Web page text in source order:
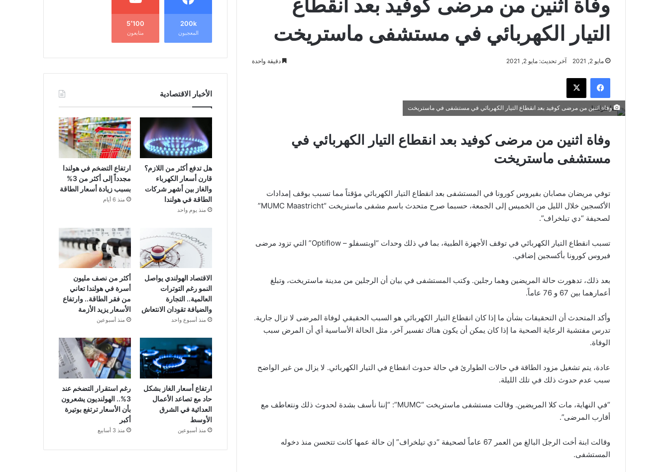
وفاة اثنين من مرضى كوفيد بعد انقطاع
التيار الكهربائي في مستشفى ماستريخت
مايو 2, 2021 آخر تحديث: مايو 2, 2021 دقيقة واحدة
فيسبوك ‫X
وفاة اثنين من مرضى كوفيد بعد انقطاع التيار الكهربائي في مستشفى في ماستريخت
وفاة اثنين من مرضى كوفيد بعد انقطاع التيار الكهربائي في
مستشفى ماستريخت
توفي مريضان مصابان بفيروس كورونا في المستشفى بعد انقطاع التيار الكهربائي مؤقتاً مما تسبب بوقف إمدادات
الأكسجين خلال الليل من الخميس إلى الجمعة، حسبما صرح متحدث باسم مشفى ماستريخت “MUMC Maastricht”
لصحيفة “دي تيلخراف”.
تسبب انقطاع التيار الكهربائي في توقف الأجهزة الطبية، بما في ذلك وحدات “اوبتسفلو – Optiflow” التي تزود مرضى
فيروس كورونا بأكسجين إضافي.
بعد ذلك، تدهورت حالة المريضين وهما رجلين. وكتب المستشفى في بيان أن الرجلين من مدينة ماستريخت، وتبلغ
أعمارهما بين 67 و 76 عاماً.
وأكد المتحدث أن التحقيقات بشأن ما إذا كان انقطاع التيار الكهربائي هو السبب الحقيقي لوفاة المرضى لا تزال جارية.
تدرس مفتشية الرعاية الصحية ما إذا كان يمكن أن يكون هناك تفسير آخر، مثل الحالة الأساسية أي أن المرض سبب
الوفاة.
عادة، يتم تشغيل مزود الطاقة في حالات الطوارئ في حالة حدوث انقطاع في التيار الكهربائي. لا يزال من غير الواضح
سبب عدم حدوث ذلك في تلك الليلة.
“في النهاية، مات كلا المريضين. وقالت مستشفى ماستريخت “MUMC”: “إننا نأسف بشدة لحدوث ذلك ونتعاطف مع
أقارب المرضى”.
وقالت ابنة أخت الرجل البالغ من العمر 67 عاماً لصحيفة “دي تيلخراف” إن حالة عمها كانت تتحسن منذ دخوله
المستشفى.
200k
المعجبون
5٬100
متابعون
الأخبار الاقتصادية
هل تدفع أكثر من اللازم؟
قارن أسعار الكهرباء
والغاز بين أشهر شركات
الطاقة في هولندا
منذ يوم واحد
ارتفاع التضخم في هولندا
مجدداً إلى أكثر من 3%
بسبب زيادة أسعار الطاقة
منذ 6 أيام
الاقتصاد الهولندي يواصل
النمو رغم التوترات
العالمية.. التجارة
والضيافة تقودان الانتعاش
منذ أسبوع واحد
أكثر من نصف مليون
أسرة في هولندا تعاني
من فقر الطاقة.. وارتفاع
الأسعار يزيد الأزمة
منذ أسبوعين
ارتفاع أسعار الغاز بشكل
حاد مع تصاعد الأعمال
العدائية في الشرق
الأوسط
منذ أسبوعين
رغم استقرار التضخم عند
3%.. الهولنديون يشعرون
بأن الأسعار ترتفع بوتيرة
أكبر
منذ 3 أسابيع